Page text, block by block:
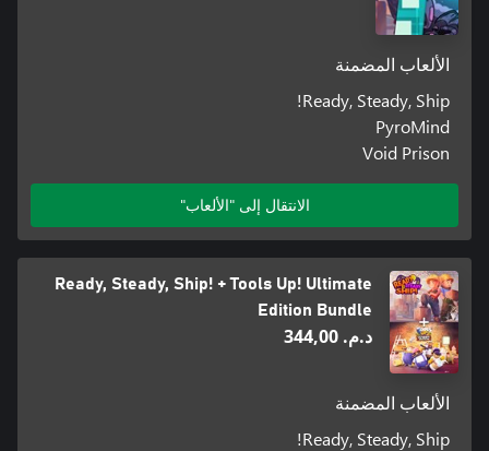
الألعاب المضمنة
Ready, Steady, Ship!
PyroMind
Void Prison
الانتقال إلى "الألعاب"
Ready, Steady, Ship! + Tools Up! Ultimate
Edition Bundle
د.م.‏ 344,00
الألعاب المضمنة
Ready, Steady, Ship!